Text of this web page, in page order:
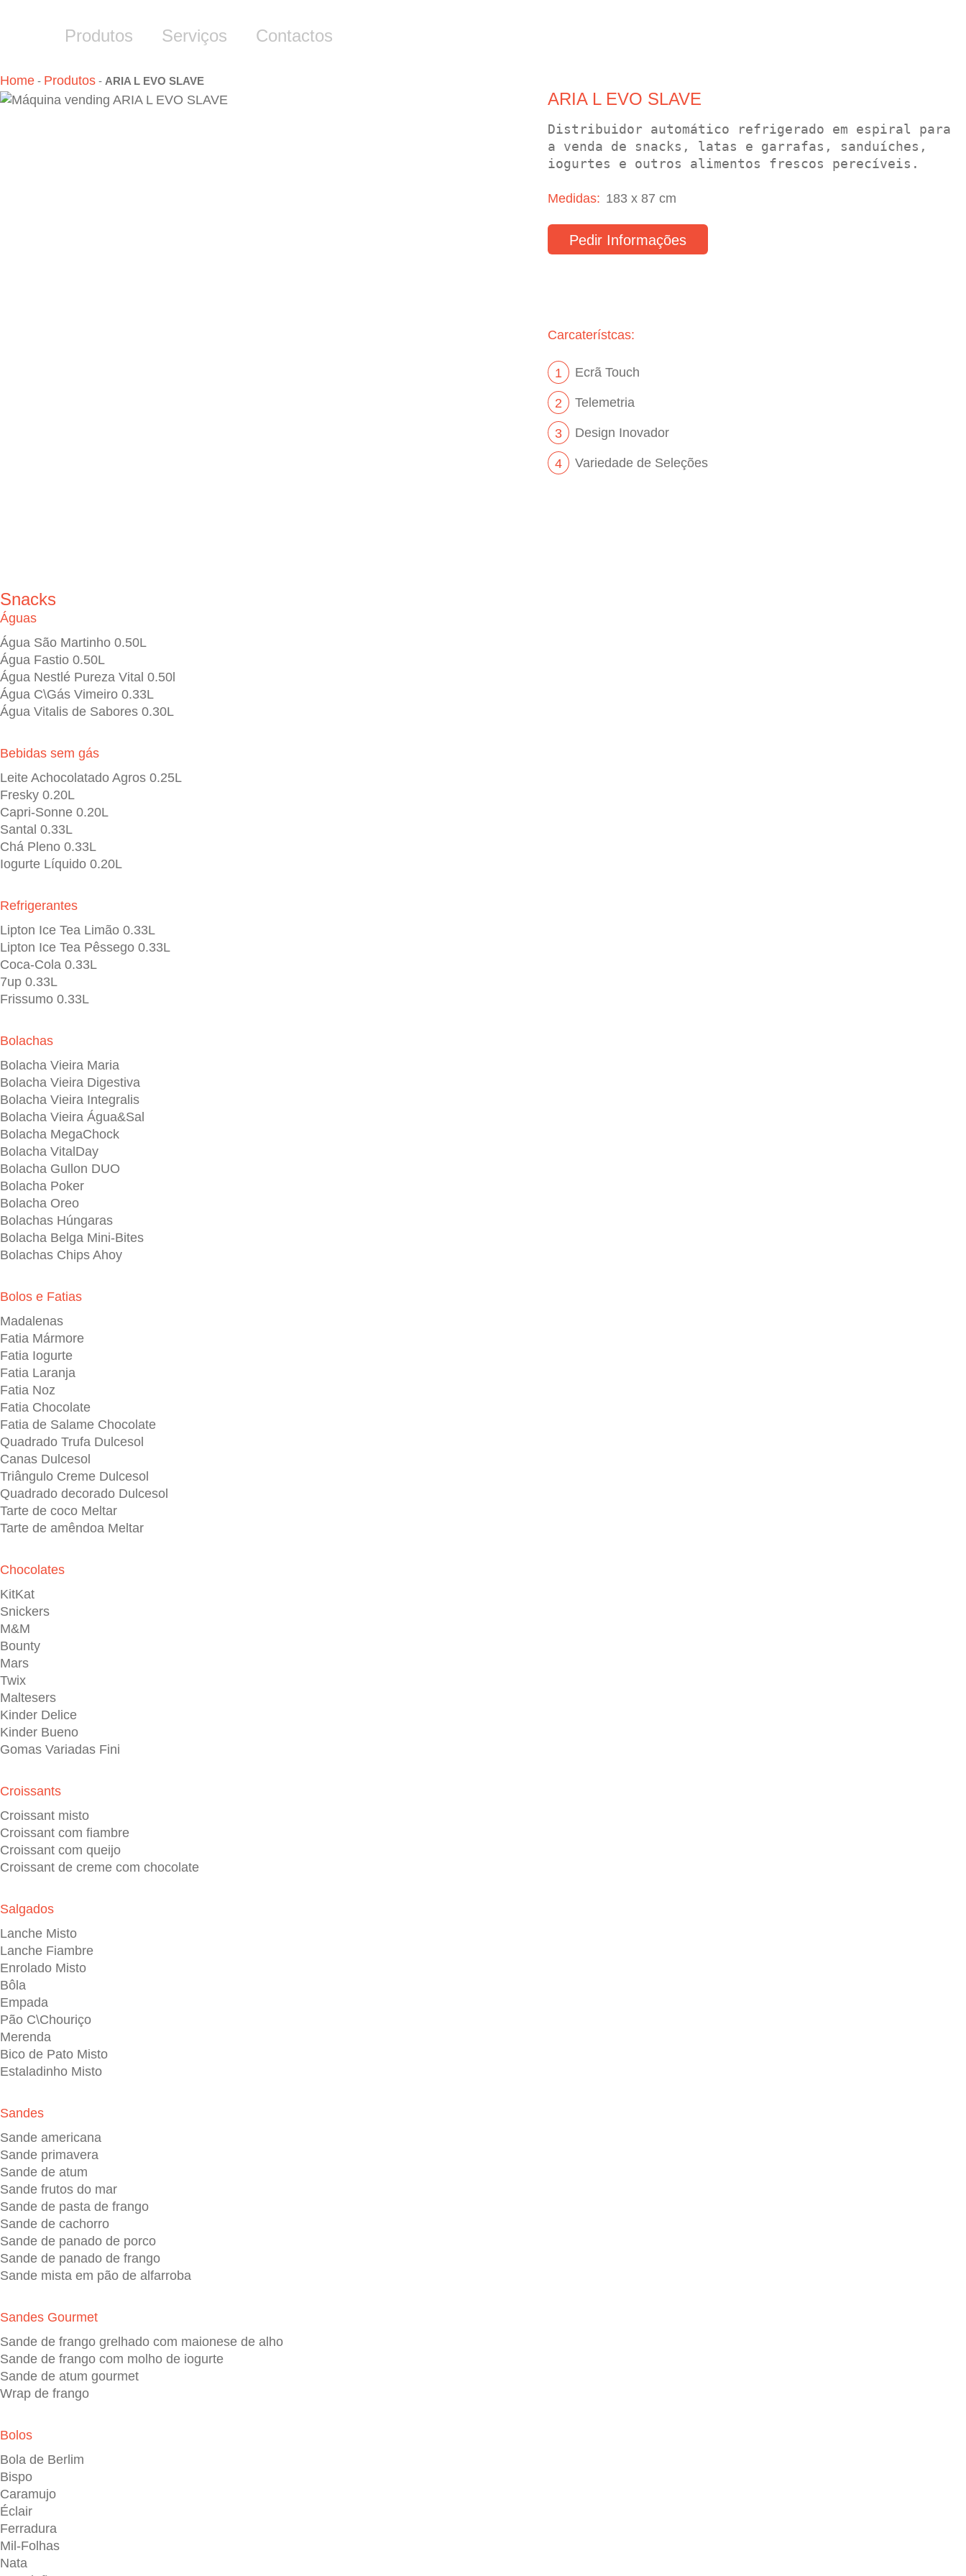
Produtos Serviços Contactos
Home - Produtos - ARIA L EVO SLAVE
ARIA L EVO SLAVE
Distribuidor automático refrigerado em espiral para
a venda de snacks, latas e garrafas, sanduíches,
iogurtes e outros alimentos frescos perecíveis.
Medidas: 183 x 87 cm
Pedir Informações
Carcaterístcas:
1 Ecrã Touch
2 Telemetria
3 Design Inovador
4 Variedade de Seleções
Snacks
Águas
Água São Martinho 0.50L
Água Fastio 0.50L
Água Nestlé Pureza Vital 0.50l
Água C\Gás Vimeiro 0.33L
Água Vitalis de Sabores 0.30L
Bebidas sem gás
Leite Achocolatado Agros 0.25L
Fresky 0.20L
Capri-Sonne 0.20L
Santal 0.33L
Chá Pleno 0.33L
Iogurte Líquido 0.20L
Refrigerantes
Lipton Ice Tea Limão 0.33L
Lipton Ice Tea Pêssego 0.33L
Coca-Cola 0.33L
7up 0.33L
Frissumo 0.33L
Bolachas
Bolacha Vieira Maria
Bolacha Vieira Digestiva
Bolacha Vieira Integralis
Bolacha Vieira Água&Sal
Bolacha MegaChock
Bolacha VitalDay
Bolacha Gullon DUO
Bolacha Poker
Bolacha Oreo
Bolachas Húngaras
Bolacha Belga Mini-Bites
Bolachas Chips Ahoy
Bolos e Fatias
Madalenas
Fatia Mármore
Fatia Iogurte
Fatia Laranja
Fatia Noz
Fatia Chocolate
Fatia de Salame Chocolate
Quadrado Trufa Dulcesol
Canas Dulcesol
Triângulo Creme Dulcesol
Quadrado decorado Dulcesol
Tarte de coco Meltar
Tarte de amêndoa Meltar
Chocolates
KitKat
Snickers
M&M
Bounty
Mars
Twix
Maltesers
Kinder Delice
Kinder Bueno
Gomas Variadas Fini
Croissants
Croissant misto
Croissant com fiambre
Croissant com queijo
Croissant de creme com chocolate
Salgados
Lanche Misto
Lanche Fiambre
Enrolado Misto
Bôla
Empada
Pão C\Chouriço
Merenda
Bico de Pato Misto
Estaladinho Misto
Sandes
Sande americana
Sande primavera
Sande de atum
Sande frutos do mar
Sande de pasta de frango
Sande de cachorro
Sande de panado de porco
Sande de panado de frango
Sande mista em pão de alfarroba
Sandes Gourmet
Sande de frango grelhado com maionese de alho
Sande de frango com molho de iogurte
Sande de atum gourmet
Wrap de frango
Bolos
Bola de Berlim
Bispo
Caramujo
Éclair
Ferradura
Mil-Folhas
Nata